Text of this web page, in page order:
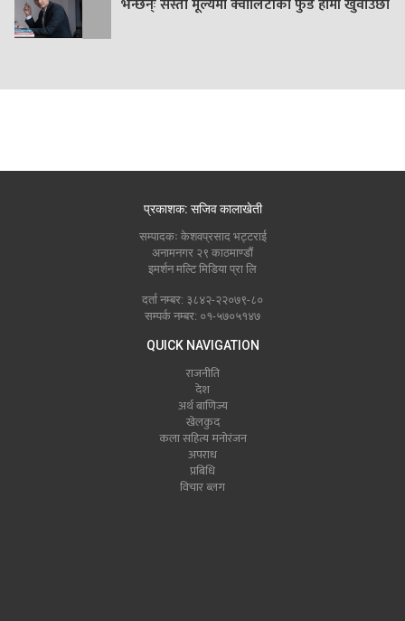
भन्छन्ः सस्तो मूल्यमा क्वालिटीको फुड हामी खुवाउँछौं
प्रकाशक: सजिव कालाखेती
सम्पादकः केशवप्रसाद भट्टराई
अनामनगर २९ काठमाण्डौं
इमर्शन मल्टि मिडिया प्रा लि
दर्ता नम्बर: ३८४२-२२०७९-८०
सम्पर्क नम्बर: ०१-५७०५१४७
QUICK NAVIGATION
राजनीति
देश
अर्थ बाणिज्य
खेलकुद
कला सहित्य मनोरंजन
अपराध
प्रबिधि
विचार ब्लग